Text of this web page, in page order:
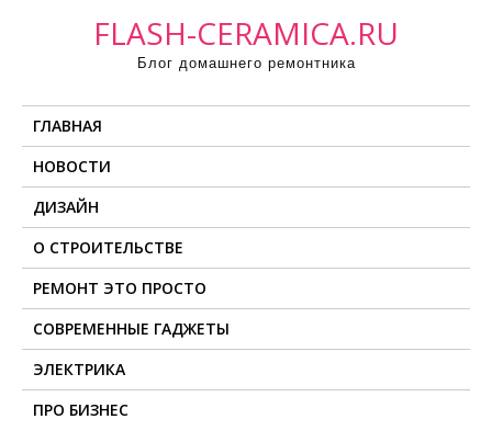
FLASH-CERAMICA.RU
Блог домашнего ремонтника
ГЛАВНАЯ
НОВОСТИ
ДИЗАЙН
О СТРОИТЕЛЬСТВЕ
РЕМОНТ ЭТО ПРОСТО
СОВРЕМЕННЫЕ ГАДЖЕТЫ
ЭЛЕКТРИКА
ПРО БИЗНЕС